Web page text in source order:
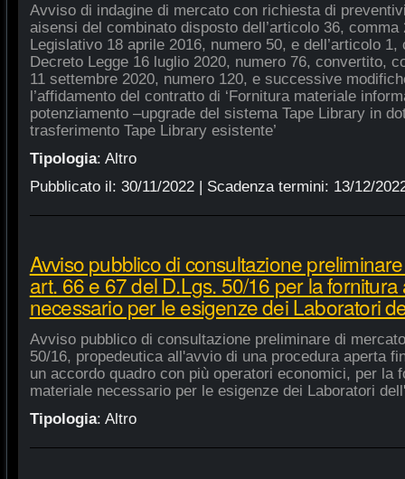
Avviso di indagine di mercato con richiesta di
aisensi del combinato disposto dell’articolo 36,
Legislativo 18 aprile 2016, numero 50, e dell’articolo
Decreto Legge 16 luglio 2020, numero 76, convertito,
11 settembre 2020, numero 120, e successive
l’affidamento del contratto di ‘Fornitura materiale
potenziamento –upgrade del sistema Tape Library in
trasferimento Tape Library esistente’
Tipologia: Altro
Pubblicato il: 30/11/2022| Scadenza termini: 13/12/
Avviso pubblico di consultazione
art. 66 e 67 del D.Lgs. 50/16 per la
necessario per le esigenze dei Laboratori
Avviso pubblico di consultazione preliminare di
50/16, propedeutica all'avvio di una procedura aperta
un accordo quadro con più operatori economici, per la
materiale necessario per le esigenze dei Laboratori
Tipologia: Altro